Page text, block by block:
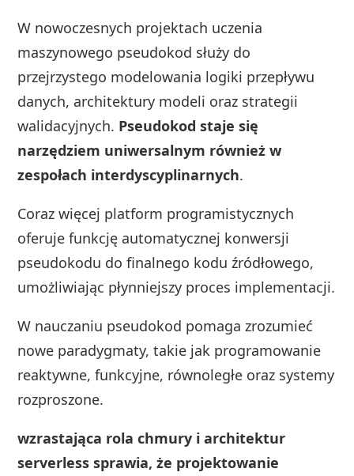
W nowoczesnych projektach uczenia
maszynowego pseudokod służy do
przejrzystego modelowania logiki przepływu
danych, architektury modeli oraz strategii
walidacyjnych. Pseudokod staje się
narzędziem uniwersalnym również w
zespołach interdyscyplinarnych.
Coraz więcej platform programistycznych
oferuje funkcję automatycznej konwersji
pseudokodu do finalnego kodu źródłowego,
umożliwiając płynniejszy proces implementacji.
W nauczaniu pseudokod pomaga zrozumieć
nowe paradygmaty, takie jak programowanie
reaktywne, funkcyjne, równoległe oraz systemy
rozproszone.
wzrastająca rola chmury i architektur
serverless sprawia, że projektowanie